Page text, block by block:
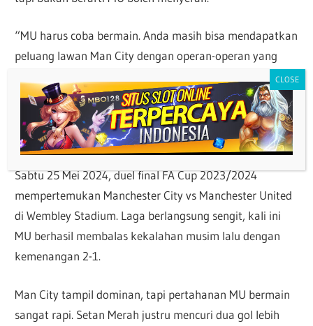
“MU harus coba bermain. Anda masih bisa mendapatkan
peluang lawan Man City dengan operan-operan yang
setidaknya Anda tetap menciptakan peluang,” tutupnya.
Hasil Bola Final FA Cup 2023-2024
Sabtu 25 Mei 2024, duel final FA Cup 2023/2024
mempertemukan Manchester City vs Manchester United
di Wembley Stadium. Laga berlangsung sengit, kali ini
MU berhasil membalas kekalahan musim lalu dengan
kemenangan 2-1.
Man City tampil dominan, tapi pertahanan MU bermain
sangat rapi. Setan Merah justru mencuri dua gol lebih